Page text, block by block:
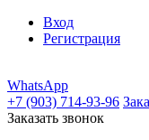
Вход
Регистрация
WhatsApp
+7 (903) 714-93-96
Заказать звонок